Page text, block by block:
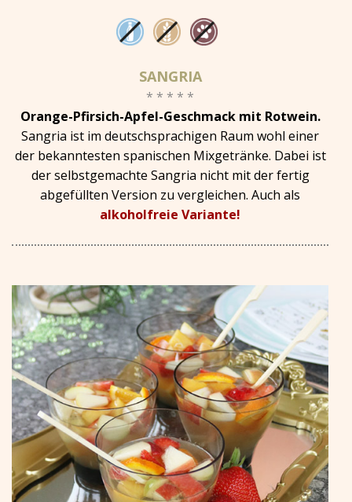
SANGRIA
* * * * *
Orange-Pfirsich-Apfel-Geschmack mit Rotwein.
Sangria ist im deutschsprachigen Raum wohl einer
der bekanntesten spanischen Mixgetränke. Dabei ist
der selbstgemachte Sangria nicht mit der fertig
abgefüllten Version zu vergleichen. Auch als
alkoholfreie Variante!